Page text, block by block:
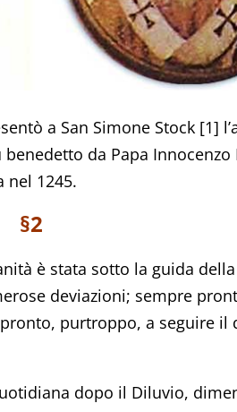
a San Simone Stock [1]
da Papa Innocenzo
nel 1245.
§2
è stata sotto la guida
deviazioni; sempre
purtroppo, a seguire il
dopo il Diluvio,